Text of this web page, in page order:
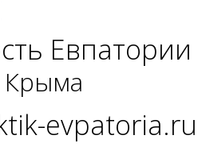
Евпатории
Крыма
evpatoria.ru